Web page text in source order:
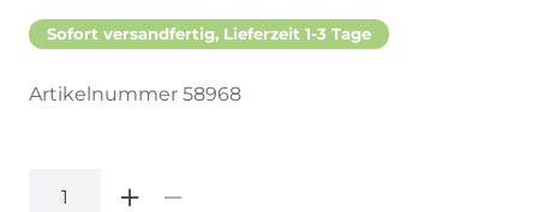
Sofort versandfertig, Lieferzeit 1-3 Tage
Artikelnummer 58968